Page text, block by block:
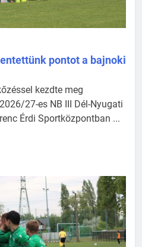
pontot a bajnoki
kezdte meg
27-es NB III Dél-Nyugati
Érdi Sportközpontban ...